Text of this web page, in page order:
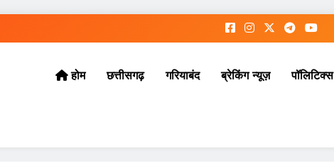
होम छत्तीसगढ़ गरियाबंद ब्रेकिंग न्यूज़ पॉलिटिक्स